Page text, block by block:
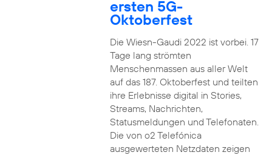
ersten 5G-
Oktoberfest
Die Wiesn-Gaudi 2022 ist vorbei. 17
Tage lang strömten
Menschenmassen aus aller Welt
auf das 187. Oktoberfest und teilten
ihre Erlebnisse digital in Stories,
Streams, Nachrichten,
Statusmeldungen und Telefonaten.
Die von o2 Telefónica
ausgewerteten Netzdaten zeigen